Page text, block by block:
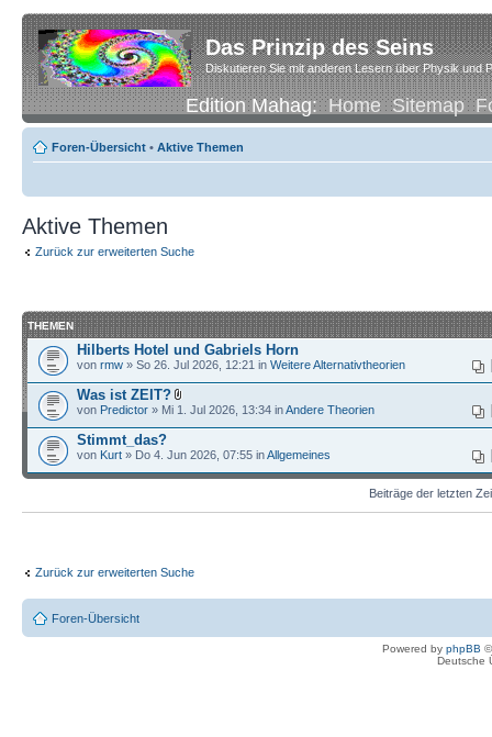
Das Prinzip des Seins
Diskutieren Sie mit anderen Lesern über Physik und
Edition Mahag:Home Sitemap
Foren-Übersicht • Aktive Themen
Aktive Themen
Zurück zur erweiterten Suche
THEMEN
Hilberts Hotel und Gabriels Horn
von rmw » So 26. Jul 2026, 12:21 in Weitere Alternativtheorien
Was ist ZEIT?
von Predictor » Mi 1. Jul 2026, 13:34 inAndere Theorien
Stimmt_das?
von Kurt » Do 4. Jun 2026, 07:55 inAllgemeines
Beiträge der letzten
Zurück zur erweiterten Suche
Foren-Übersicht
Powered by phpBB
Deutsche